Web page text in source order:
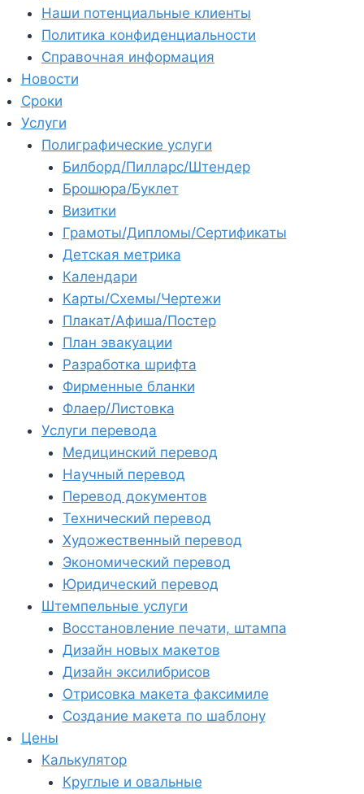
Наши потенциальные клиенты
Политика конфиденциальности
Справочная информация
Новости
Сроки
Услуги
Полиграфические услуги
Билборд/Пилларс/Штендер
Брошюра/Буклет
Визитки
Грамоты/Дипломы/Сертификаты
Детская метрика
Календари
Карты/Схемы/Чертежи
Плакат/Афиша/Постер
План эвакуации
Разработка шрифта
Фирменные бланки
Флаер/Листовка
Услуги перевода
Медицинский перевод
Научный перевод
Перевод документов
Технический перевод
Художественный перевод
Экономический перевод
Юридический перевод
Штемпельные услуги
Восстановление печати, штампа
Дизайн новых макетов
Дизайн эксилибрисов
Отрисовка макета факсимиле
Создание макета по шаблону
Цены
Калькулятор
Круглые и овальные